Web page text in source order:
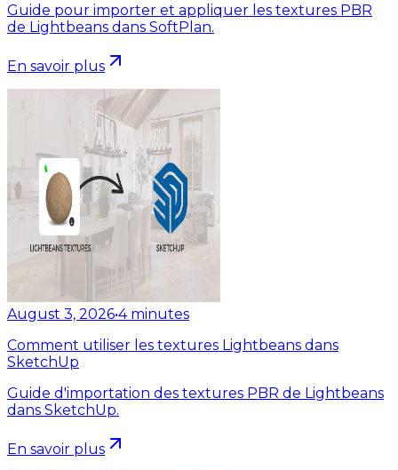
Guide pour importer et appliquer les textures PBR
de Lightbeans dans SoftPlan.
En savoir plus
August 3, 2026•4 minutes
Comment utiliser les textures Lightbeans dans
SketchUp
Guide d'importation des textures PBR de Lightbeans
dans SketchUp.
En savoir plus